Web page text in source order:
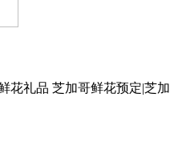
花礼品 芝加哥鲜花预定|芝加